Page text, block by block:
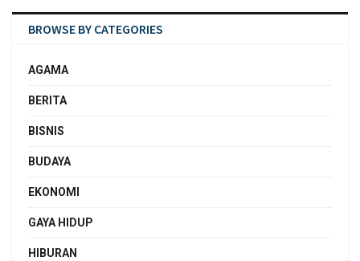
BROWSE BY CATEGORIES
AGAMA
BERITA
BISNIS
BUDAYA
EKONOMI
GAYA HIDUP
HIBURAN